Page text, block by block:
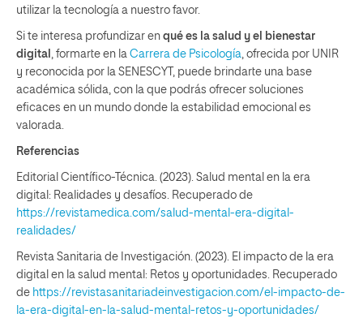
utilizar la tecnología a nuestro favor.
Si te interesa profundizar en qué es la salud y el bienestar
digital , formarte en la Carrera de Psicología, ofrecida por UNIR
y reconocida por la SENESCYT, puede brindarte una base
académica sólida, con la que podrás ofrecer soluciones
eficaces en un mundo donde la estabilidad emocional es
valorada.
Referencias
Editorial Científico-Técnica. (2023). Salud mental en la era
digital: Realidades y desafíos. Recuperado de
https://revistamedica.com/salud-mental-era-digital-
realidades/
Revista Sanitaria de Investigación. (2023). El impacto de la era
digital en la salud mental: Retos y oportunidades. Recuperado
de https://revistasanitariadeinvestigacion.com/el-impacto-de-
la-era-digital-en-la-salud-mental-retos-y-oportunidades/